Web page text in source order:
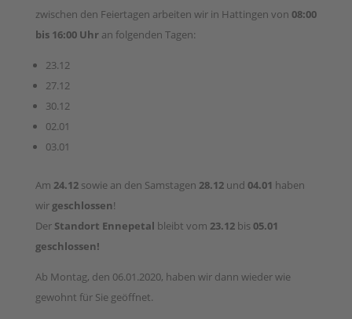
zwischen den Feiertagen arbeiten wir in Hattingen von 08:00
bis 16:00 Uhran folgenden Tagen:
23.12
27.12
30.12
02.01
03.01
Am 24.12sowie an den Samstagen 28.12und 04.01 haben
wir geschlossen!
Der Standort Ennepetal bleibt vom 23.12bis 05.01
geschlossen!
Ab Montag, den 06.01.2020, haben wir dann wieder wie
gewohnt für Sie geöffnet.